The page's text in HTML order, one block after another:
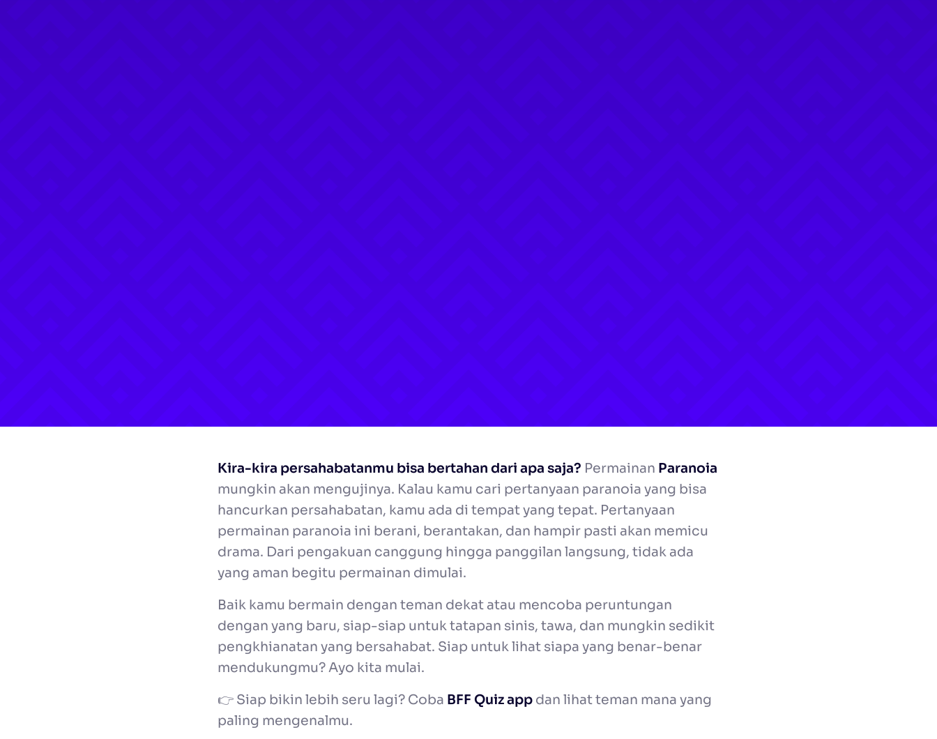
Kira-kira persahabatanmu bisa bertahan dari apa saja? Permainan Paranoia
mungkin akan mengujinya. Kalau kamu cari pertanyaan paranoia yang bisa
hancurkan persahabatan, kamu ada di tempat yang tepat. Pertanyaan
permainan paranoia ini berani, berantakan, dan hampir pasti akan memicu
drama. Dari pengakuan canggung hingga panggilan langsung, tidak ada
yang aman begitu permainan dimulai.
Baik kamu bermain dengan teman dekat atau mencoba peruntungan
dengan yang baru, siap-siap untuk tatapan sinis, tawa, dan mungkin sedikit
pengkhianatan yang bersahabat. Siap untuk lihat siapa yang benar-benar
mendukungmu? Ayo kita mulai.
👉 Siap bikin lebih seru lagi? Coba BFF Quiz app dan lihat teman mana yang
paling mengenalmu.